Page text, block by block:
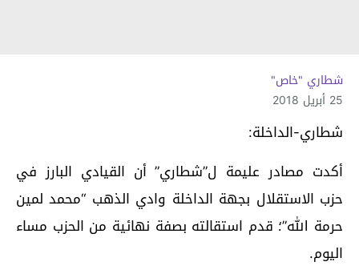
شطاري "خاص"
25 أبريل 2018
شطاري-الداخلة:
أكدت مصادر عليمة ل”شطاري” أن القيادي البارز في
حزب الاستقلال بجهة الداخلة وادي الذهب “محمد لمين
حرمة الله”؛ قدم استقالته بصفة نهائية من الحزب مساء
اليوم.